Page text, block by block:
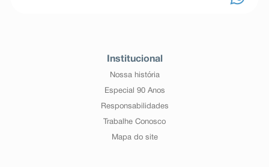
Institucional
Nossa história
Especial 90 Anos
Responsabilidades
Trabalhe Conosco
Mapa do site